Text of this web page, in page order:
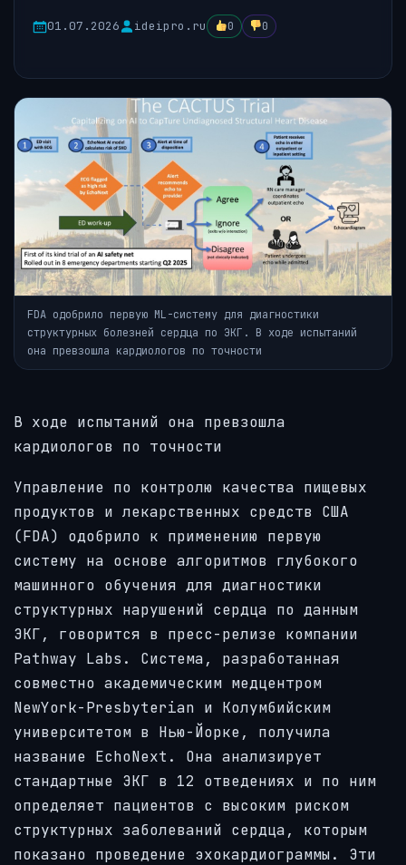
01.07.2026 ideipro.ru 0 0
FDA одобрило первую ML-систему для диагностики
структурных болезней сердца по ЭКГ. В ходе испытаний
она превзошла кардиологов по точности
В ходе испытаний она превзошла
кардиологов по точности
Управление по контролю качества пищевых
продуктов и лекарственных средств США
(FDA) одобрило к применению первую
систему на основе алгоритмов глубокого
машинного обучения для диагностики
структурных нарушений сердца по данным
ЭКГ, говорится в пресс-релизе компании
Pathway Labs. Система, разработанная
совместно академическим медцентром
NewYork-Presbyterian и Колумбийским
университетом в Нью-Йорке, получила
название EchoNext. Она анализирует
стандартные ЭКГ в 12 отведениях и по ним
определяет пациентов с высоким риском
структурных заболеваний сердца, которым
показано проведение эхокардиограммы. Эти